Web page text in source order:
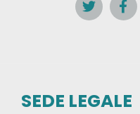
SEDE LEGALE